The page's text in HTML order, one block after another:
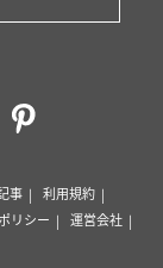
事
利用規約
リシー
運営会社